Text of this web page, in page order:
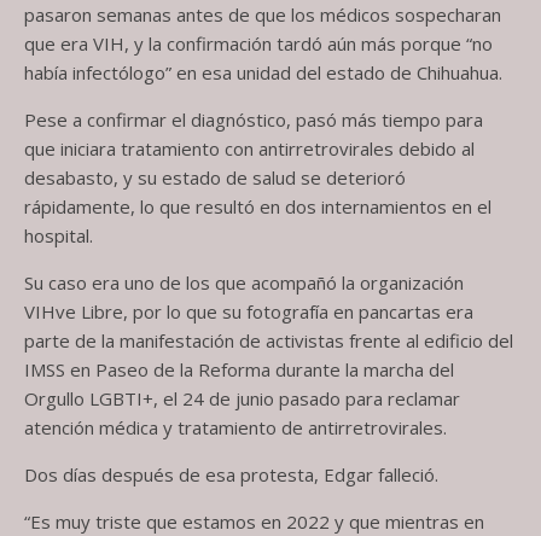
pasaron semanas antes de que los médicos sospecharan
que era VIH, y la confirmación tardó aún más porque “no
había infectólogo” en esa unidad del estado de Chihuahua.
Pese a confirmar el diagnóstico, pasó más tiempo para
que iniciara tratamiento con antirretrovirales debido al
desabasto, y su estado de salud se deterioró
rápidamente, lo que resultó en dos internamientos en el
hospital.
Su caso era uno de los que acompañó la organización
VIHve Libre, por lo que su fotografía en pancartas era
parte de la manifestación de activistas frente al edificio del
IMSS en Paseo de la Reforma durante la marcha del
Orgullo LGBTI+, el 24 de junio pasado para reclamar
atención médica y tratamiento de antirretrovirales.
Dos días después de esa protesta, Edgar falleció.
“Es muy triste que estamos en 2022 y que mientras en